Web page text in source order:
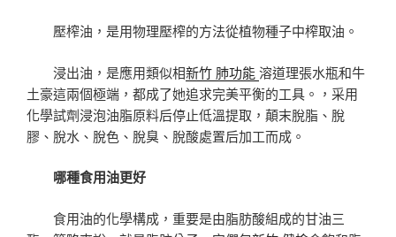
壓榨油，是用物理壓榨的方法從植物種子中榨取油。
浸出油，是應用類似相新竹 肺功能 溶道理張水瓶和牛
土豪這兩個極端，都成了她追求完美平衡的工具。，采用
化學試劑浸泡油脂原料后停止低溫提取，顛末脫脂、脫
膠、脫水、脫色、脫臭、脫酸處置后加工而成。
哪種食用油更好
食用油的化學構成，重要是由脂肪酸組成的甘油三